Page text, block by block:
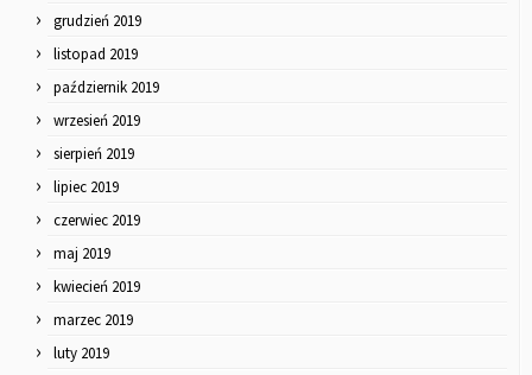
grudzień 2019
listopad 2019
październik 2019
wrzesień 2019
sierpień 2019
lipiec 2019
czerwiec 2019
maj 2019
kwiecień 2019
marzec 2019
luty 2019